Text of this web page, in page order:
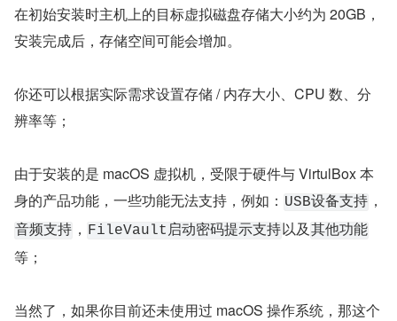
在初始安装时主机上的目标虚拟磁盘存储大小约为 20GB，
安装完成后，存储空间可能会增加。
你还可以根据实际需求设置存储 / 内存大小、CPU 数、分
辨率等；
由于安装的是 macOS 虚拟机，受限于硬件与 VirtulBox 本
身的产品功能，一些功能无法支持，例如： USB设备支持 ，
音频支持 ， FileVault启动密码提示支持以及 其他功能
等；
当然了，如果你目前还未使用过 macOS 操作系统，那这个